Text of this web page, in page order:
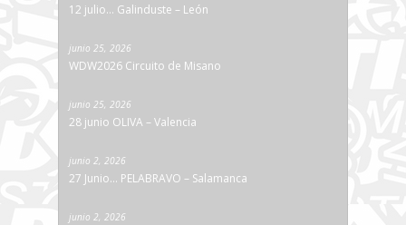
12 julio… Galinduste – León
junio 25, 2026
WDW2026 Circuito de Misano
junio 25, 2026
28 junio OLIVA – Valencia
junio 2, 2026
27 Junio… PELABRAVO – Salamanca
junio 2, 2026